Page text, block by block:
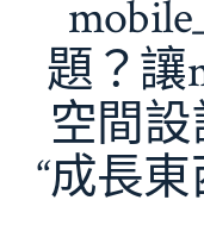
題？讓
空間設
“成長